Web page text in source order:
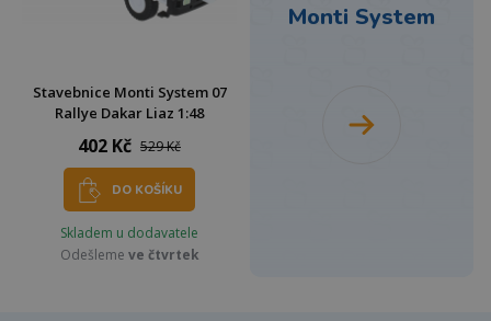
Stavebnice Monti System 07
Rallye Dakar Liaz 1:48
402 Kč 529 Kč
DO KOŠÍKU
Skladem u dodavatele
Odešleme ve čtvrtek
Monti System